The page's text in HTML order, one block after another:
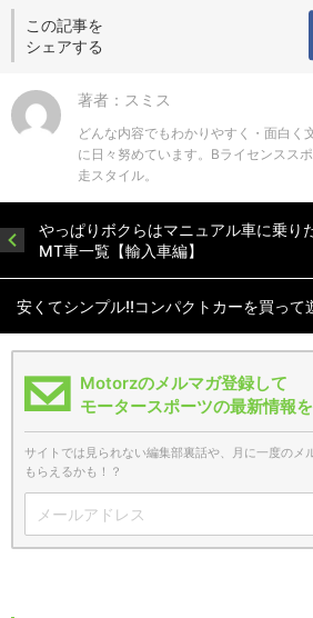
この記事を
シェアする
著者：スミス
どんな内容でもわかりやすく・面白く
に日々努めています。Bライセンスス
走スタイル。
やっぱりボクらはマニュアル車に乗り
MT車一覧【輸入車編】
安くてシンプル!!コンパクトカーを買って
Motorzのメルマガ登録して
モータースポーツの最新情報を
サイトでは見られない編集部裏話や、月に一度のメ
もらえるかも！？